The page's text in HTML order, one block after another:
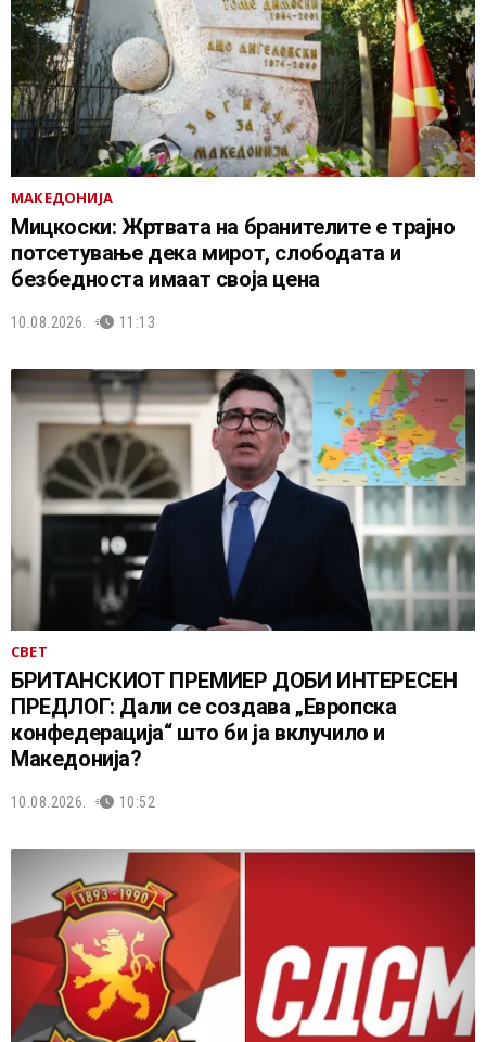
МАКЕДОНИЈА
Мицкоски: Жртвата на бранителите е трајно
потсетување дека мирот, слободата и
безбедноста имаат своја цена
10.08.2026. 11:13
СВЕТ
БРИТАНСКИОТ ПРЕМИЕР ДОБИ ИНТЕРЕСЕН
ПРЕДЛОГ: Дали се создава „Европска
конфедерација“ што би ја вклучило и
Македонија?
10.08.2026. 10:52